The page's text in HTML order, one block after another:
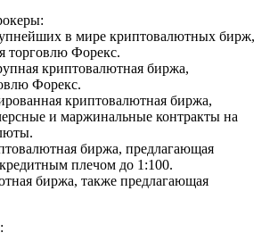
в мире криптовалютных бирж,
торговлю Форекс.
криптовалютная биржа,
Форекс.
криптовалютная биржа,
и маржинальные контракты на
биржа, предлагающая
плечом до 1:100.
биржа, также предлагающая